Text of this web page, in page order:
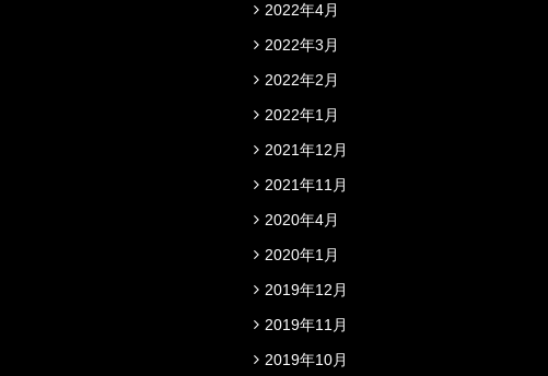
2022年4月
2022年3月
2022年2月
2022年1月
2021年12月
2021年11月
2020年4月
2020年1月
2019年12月
2019年11月
2019年10月